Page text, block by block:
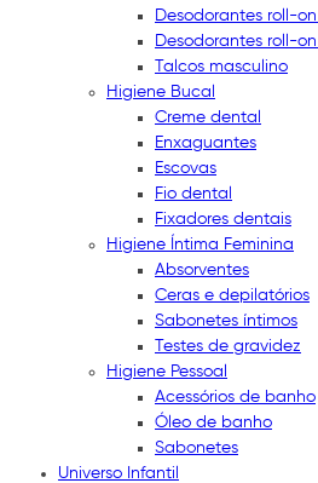
Desodorantes roll-
Desodorantes roll-
Talcos masculino
Higiene Bucal
Creme dental
Enxaguantes
Escovas
Fio dental
Fixadores dentais
Higiene Íntima Feminina
Absorventes
Ceras e depilatórios
Sabonetes íntimos
Testes de gravidez
Higiene Pessoal
Acessórios de banho
Óleo de banho
Sabonetes
Universo Infantil